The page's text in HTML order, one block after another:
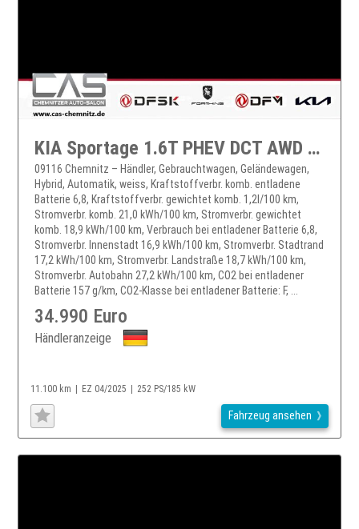
KIA Sportage 1.6T PHEV DCT AWD Plug&Ride GD
09116 Chemnitz – Händler, Gebrauchtwagen, Geländewagen,
Hybrid, Automatik, weiss, Kraftstoffverbr. komb. entladene
Batterie 6,8, Kraftstoffverbr. gewichtet komb. 1,2l/100 km,
Stromverbr. komb. 21,0 kWh/100 km, Stromverbr. gewichtet
komb. 18,9 kWh/100 km, Verbrauch bei entladener Batterie 6,8,
Stromverbr. Innenstadt 16,9 kWh/100 km, Stromverbr. Stadtrand
17,2 kWh/100 km, Stromverbr. Landstraße 18,7 kWh/100 km,
Stromverbr. Autobahn 27,2 kWh/100 km, CO2 bei entladener
Batterie 157 g/km, CO2-Klasse bei entladener Batterie: F, ...
34.990 Euro
Händleranzeige
11.100 km EZ 04/2025 252 PS/185 kW
Fahrzeug ansehen